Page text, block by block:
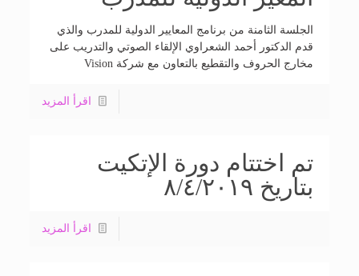
الجلسة الثامنة من برنامج المعايير الدولية للمدرب والذي
قدم الدكتور أحمد الشعراوي الإلقاء الصوتي والتدريب على
مخارج الحروف والتقطيع بالتعاون مع شركة Vision
اقرأ المزيد
تم اختتام دورة الإتكيت
بتاريخ ٨/٤/٢٠١٩
اقرأ المزيد